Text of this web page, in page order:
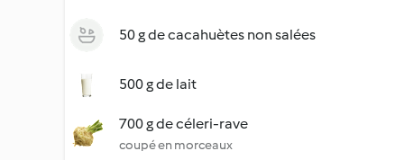
50 g de cacahuètes non salées
500 g de lait
700 g de céleri-rave
coupé en morceaux